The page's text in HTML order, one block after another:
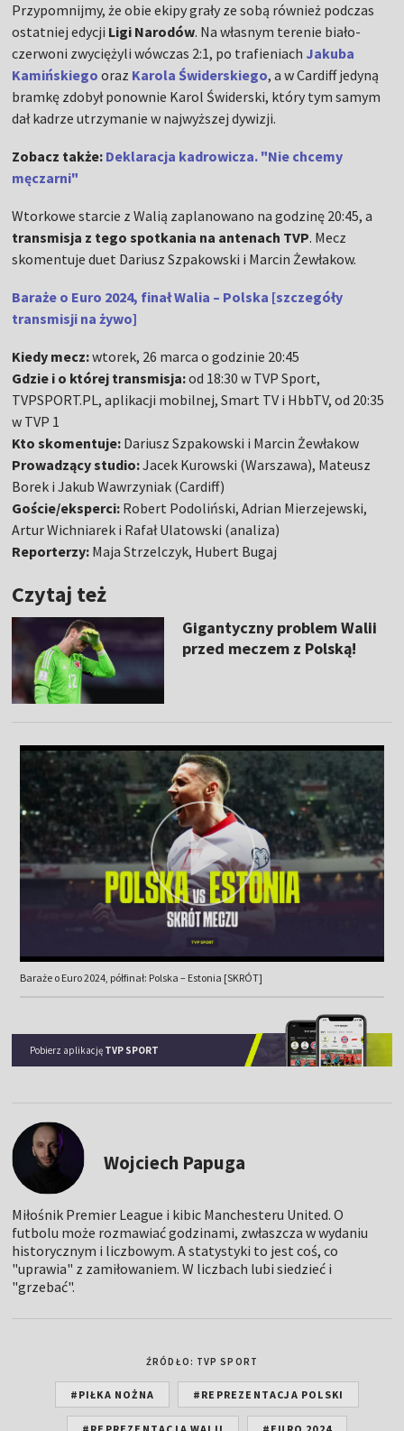
Przypomnijmy, że obie ekipy grały ze sobą również podczas
ostatniej edycji Ligi Narodów. Na własnym terenie biało-
czerwoni zwyciężyli wówczas 2:1, po trafieniach Jakuba
Kamińskiego oraz Karola Świderskiego, a w Cardiff jedyną
bramkę zdobył ponownie Karol Świderski, który tym samym
dał kadrze utrzymanie w najwyższej dywizji.
Zobacz także: Deklaracja kadrowicza. "Nie chcemy
męczarni"
Wtorkowe starcie z Walią zaplanowano na godzinę 20:45, a
transmisja z tego spotkania na antenach TVP. Mecz
skomentuje duet Dariusz Szpakowski i Marcin Żewłakow.
Baraże o Euro 2024, finał Walia – Polska [szczegóły
transmisji na żywo]
Kiedy mecz:wtorek, 26 marca o godzinie 20:45
Gdzie i o której transmisja:od 18:30 w TVP Sport,
TVPSPORT.PL, aplikacji mobilnej, Smart TV i HbbTV, od 20:35
w TVP 1
Kto skomentuje: Dariusz Szpakowski i Marcin Żewłakow
Prowadzący studio:Jacek Kurowski (Warszawa), Mateusz
Borek i Jakub Wawrzyniak (Cardiff)
Goście/eksperci: Robert Podoliński, Adrian Mierzejewski,
Artur Wichniarek i Rafał Ulatowski (analiza)
Reporterzy: Maja Strzelczyk, Hubert Bugaj
Czytaj też
Gigantyczny problem Walii
przed meczem z Polską!
Baraże o Euro 2024, półfinał: Polska – Estonia [SKRÓT]
Pobierz aplikację TVP SPORT
Wojciech Papuga
Miłośnik Premier League i kibic Manchesteru United. O
futbolu może rozmawiać godzinami, zwłaszcza w wydaniu
historycznym i liczbowym. A statystyki to jest coś, co
"uprawia" z zamiłowaniem. W liczbach lubi siedzieć i
"grzebać".
ŹRÓDŁO: TVP SPORT
#PIŁKA NOŻNA #REPREZENTACJA POLSKI